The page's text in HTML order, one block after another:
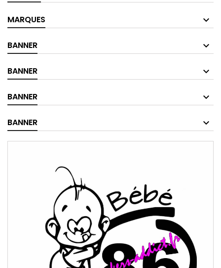
MARQUES
BANNER
BANNER
BANNER
BANNER